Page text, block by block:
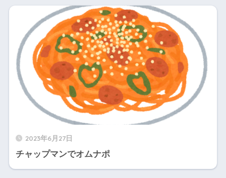
2023年6月27日
チャップマンでオムナポ